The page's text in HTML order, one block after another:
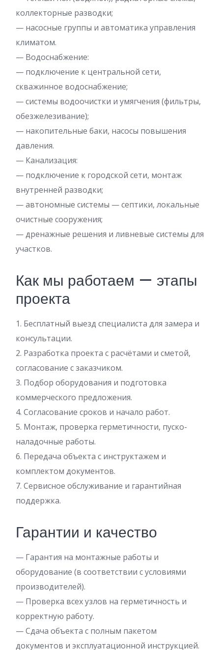
коллекторные разводки;
— насосные группы и автоматика управления
климатом.
— Водоснабжение:
— подключение к центральной сети,
скважинное водоснабжение;
— системы водоочистки и умягчения (фильтры,
обезжелезивание);
— накопительные баки, насосы повышения
давления.
— Канализация:
— подключение к городской сети, монтаж
внутренней разводки;
— автономные системы — септики, локальные
очистные сооружения;
— дренажные решения и ливневые системы для
участков.
Как мы работаем — этапы
проекта
1. Бесплатный выезд специалиста для замера и
консультации.
2. Разработка проекта с расчётами и сметой,
согласование с заказчиком.
3. Подбор оборудования и подготовка
коммерческого предложения.
4. Согласование сроков и начало работ.
5. Монтаж, проверка герметичности, пуско-
наладочные работы.
6. Передача объекта с инструктажем и
комплектом документов.
7. Сервисное обслуживание и гарантийная
поддержка.
Гарантии и качество
— Гарантия на монтажные работы и
оборудование (в соответствии с условиями
производителей).
— Проверка всех узлов на герметичность и
корректную работу.
— Сдача объекта с полным пакетом
документов и эксплуатационной инструкцией.